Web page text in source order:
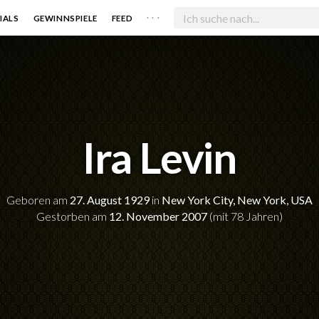
GEWINNSPIELE FEED . . .
Ira Levin
Geboren am 27. August 1929in New York City, New York, USA
Gestorben am 12. November 2007 (mit 78 Jahren)